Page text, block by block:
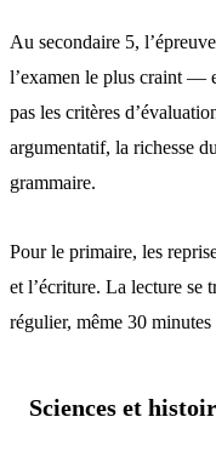
Au secondaire 5,
l’examen le plus craint —
pas les critères
argumentatif, la richesse
grammaire.
Pour le primaire, les
et l’écriture. La lecture se
régulier, même 30
Sciences et